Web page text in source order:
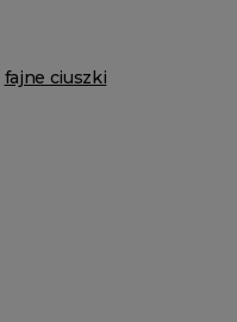
fajne ciuszki